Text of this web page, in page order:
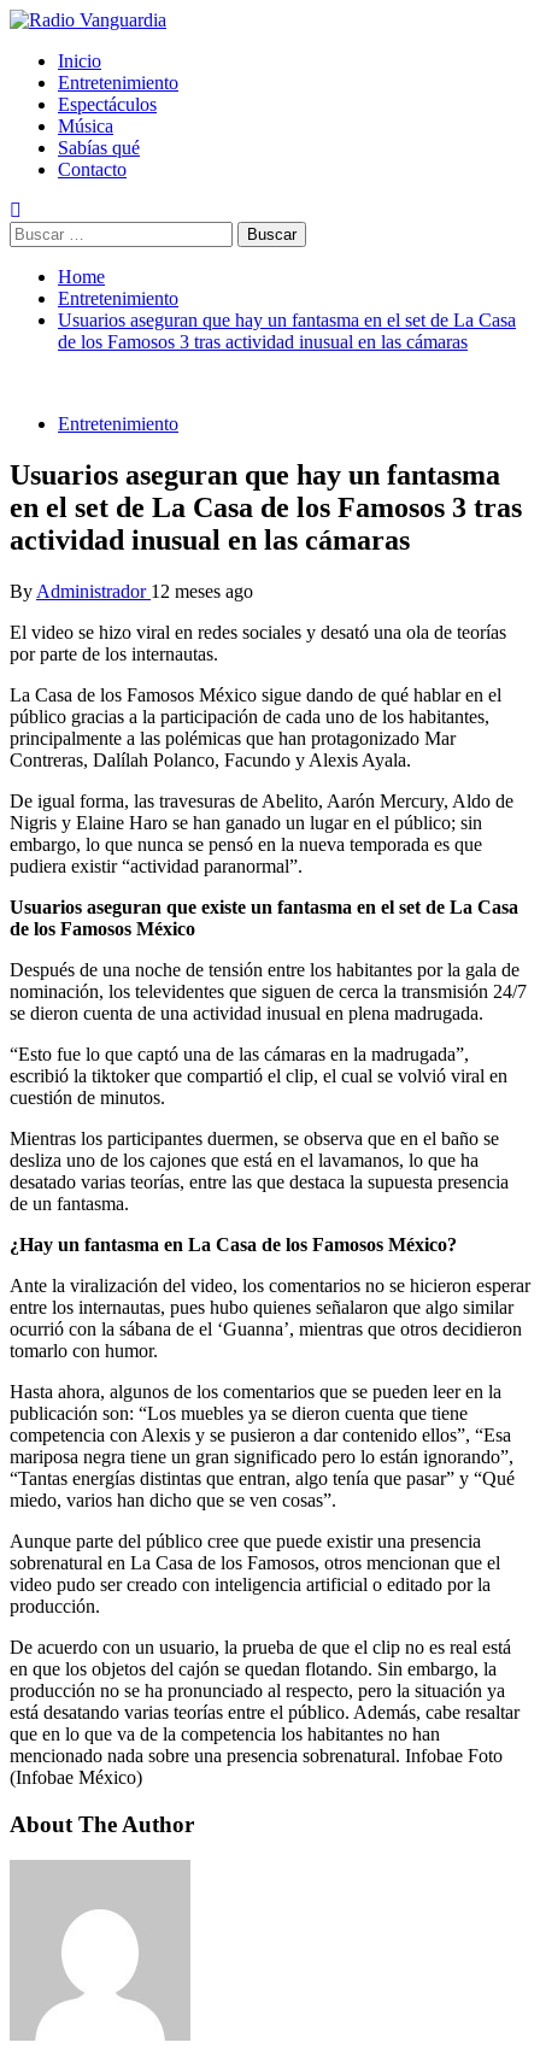
Skip
content
Radio Vanguardia
Tu música y mucho mas
Primary
Menu
Inicio
Entretenimiento
Espectáculos
Música
Sabías qué
Contacto
Buscar:
Home
Entretenimiento
Usuarios aseguran que hay un fantasma en el set de La Casa
de los Famosos 3 tras actividad inusual en las cámaras
Entretenimiento
Usuarios aseguran que hay un fantasma
en el set de La Casa de los Famosos 3 tras
actividad inusual en las cámaras
By Administrador 12 meses ago
El video se hizo viral en redes sociales y desató una ola de teorías
por parte de los internautas.
La Casa de los Famosos México sigue dando de qué hablar en el
público gracias a la participación de cada uno de los habitantes,
principalmente a las polémicas que han protagonizado Mar
Contreras, Dalílah Polanco, Facundo y Alexis Ayala.
De igual forma, las travesuras de Abelito, Aarón Mercury, Aldo de
Nigris y Elaine Haro se han ganado un lugar en el público; sin
embargo, lo que nunca se pensó en la nueva temporada es que
pudiera existir “actividad paranormal”.
Usuarios aseguran que existe un fantasma en el set de La Casa
de los Famosos México
Después de una noche de tensión entre los habitantes por la gala de
nominación, los televidentes que siguen de cerca la transmisión 24/7
se dieron cuenta de una actividad inusual en plena madrugada.
“Esto fue lo que captó una de las cámaras en la madrugada”,
escribió la tiktoker que compartió el clip, el cual se volvió viral en
cuestión de minutos.
Mientras los participantes duermen, se observa que en el baño se
desliza uno de los cajones que está en el lavamanos, lo que ha
desatado varias teorías, entre las que destaca la supuesta presencia
de un fantasma.
¿Hay un fantasma en La Casa de los Famosos México?
Ante la viralización del video, los comentarios no se hicieron esperar
entre los internautas, pues hubo quienes señalaron que algo similar
ocurrió con la sábana de el ‘Guanna’, mientras que otros decidieron
tomarlo con humor.
Hasta ahora, algunos de los comentarios que se pueden leer en la
publicación son: “Los muebles ya se dieron cuenta que tiene
competencia con Alexis y se pusieron a dar contenido ellos”, “Esa
mariposa negra tiene un gran significado pero lo están ignorando”,
“Tantas energías distintas que entran, algo tenía que pasar” y “Qué
miedo, varios han dicho que se ven cosas”.
Aunque parte del público cree que puede existir una presencia
sobrenatural en La Casa de los Famosos, otros mencionan que el
video pudo ser creado con inteligencia artificial o editado por la
producción.
De acuerdo con un usuario, la prueba de que el clip no es real está
en que los objetos del cajón se quedan flotando. Sin embargo, la
producción no se ha pronunciado al respecto, pero la situación ya
está desatando varias teorías entre el público. Además, cabe resaltar
que en lo que va de la competencia los habitantes no han
mencionado nada sobre una presencia sobrenatural. Infobae Foto
(Infobae México)
About The Author